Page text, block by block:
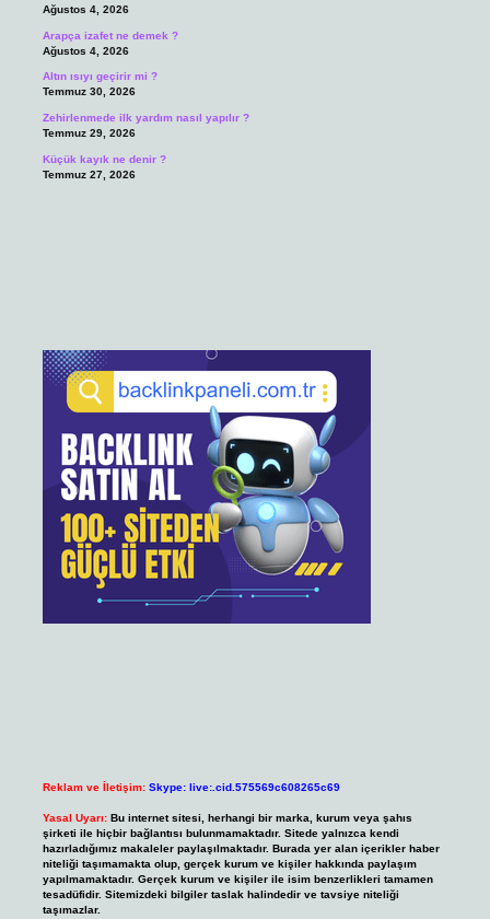
Ağustos 4, 2026
Arapça izafet ne demek ?
Ağustos 4, 2026
Altın ısıyı geçirir mi ?
Temmuz 30, 2026
Zehirlenmede ilk yardım nasıl yapılır ?
Temmuz 29, 2026
Küçük kayık ne denir ?
Temmuz 27, 2026
Reklam ve İletişim: Skype: live:.cid.575569c608265c69
Yasal Uyarı: Bu internet sitesi, herhangi bir marka, kurum veya şahıs
şirketi ile hiçbir bağlantısı bulunmamaktadır. Sitede yalnızca kendi
hazırladığımız makaleler paylaşılmaktadır. Burada yer alan içerikler haber
niteliği taşımamakta olup, gerçek kurum ve kişiler hakkında paylaşım
yapılmamaktadır. Gerçek kurum ve kişiler ile isim benzerlikleri tamamen
tesadüfidir. Sitemizdeki bilgiler taslak halindedir ve tavsiye niteliği
taşımazlar.